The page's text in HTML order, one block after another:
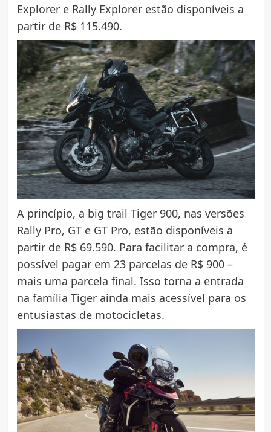
Explorer e Rally Explorer estão disponíveis a
partir de R$ 115.490.
A princípio, a big trail Tiger 900, nas versões
Rally Pro, GT e GT Pro, estão disponíveis a
partir de R$ 69.590. Para facilitar a compra, é
possível pagar em 23 parcelas de R$ 900 –
mais uma parcela final. Isso torna a entrada
na família Tiger ainda mais acessível para os
entusiastas de motocicletas.